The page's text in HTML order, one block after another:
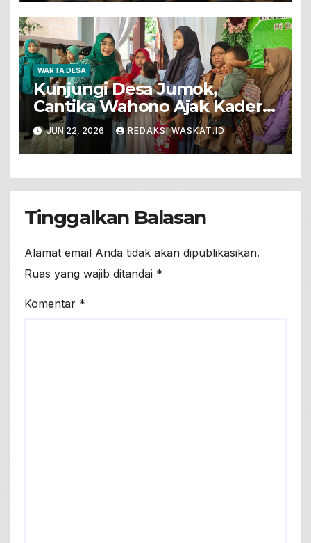
WARTA DESA
Kunjungi Desa Jumok,
Cantika Wahono Ajak Kader
PKK Wujudkan Keluarga
Sehat Berkualitas
JUN 22, 2026 REDAKSI WASKAT.ID
Tinggalkan Balasan
Alamat email Anda tidak akan dipublikasikan.
Ruas yang wajib ditandai *
Komentar *